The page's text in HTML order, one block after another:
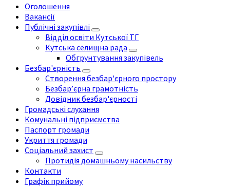
Оголошення
Вакансії
Публічні закупівлі
Відділ освіти Кутської ТГ
Кутська селищна рада
Обгрунтування закупівель
Безбар'єрність
Створення безбар'єрного простору
Безбар’єрна грамотність
Довідник безбар'єрності
Громадські слухання
Комунальні підприємства
Паспорт громади
Укриття громади
Соціальний захист
Протидія домашньому насильству
Контакти
Графік прийому